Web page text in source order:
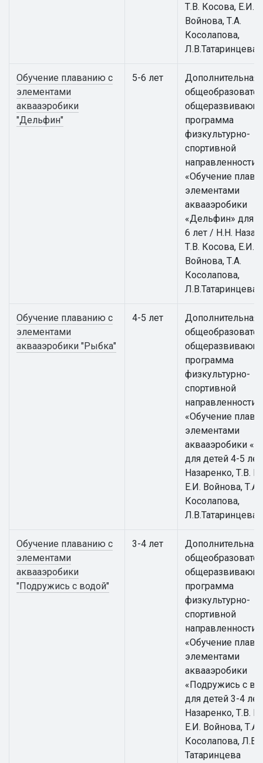
Т.В. Косова, Е.И.
Войнова, Т.А.
Косолапова,
Л.В.Татаринцева
Обучение плаванию с
элементами
аквааэробики
"Дельфин"
5-6 лет
Дополнительная
программа
физкультурно-
спортивной
направленности
«Обучение
элементами
аквааэробики
«Дельфин» для
6 лет / Н.Н.
Т.В. Косова, Е.И.
Войнова, Т.А.
Косолапова,
Л.В.Татаринцева
Обучение плаванию с
элементами
аквааэробики "Рыбка"
4-5 лет
Дополнительная
программа
физкультурно-
спортивной
направленности
«Обучение
элементами
аквааэробики
для детей 4-5
Назаренко, Т.В.
Е.И. Войнова, Т.А.
Косолапова,
Л.В.Татаринцева
Обучение плаванию с
элементами
аквааэробики
"Подружись с водой"
3-4 лет
Дополнительная
программа
физкультурно-
спортивной
направленности
«Обучение
элементами
аквааэробики
«Подружись с
для детей 3-4
Назаренко, Т.В.
Е.И. Войнова, Т.А.
Косолапова, Л.В.
Татаринцева